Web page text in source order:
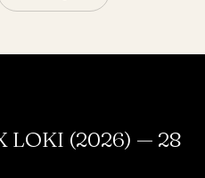
LOKI (2026) — 28